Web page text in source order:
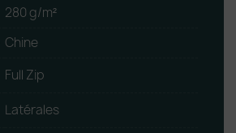
280 g/m²
Chine
Full Zip
Latérales